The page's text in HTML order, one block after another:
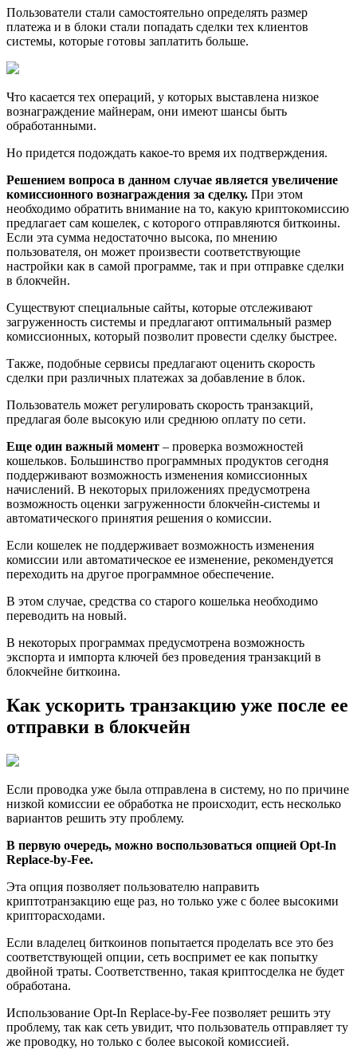
Пользователи стали самостоятельно определять размер
платежа и в блоки стали попадать сделки тех клиентов
системы, которые готовы заплатить больше.
Что касается тех операций, у которых выставлена низкое
вознаграждение майнерам, они имеют шансы быть
обработанными.
Но придется подождать какое-то время их подтверждения.
Решением вопроса в данном случае является увеличение
комиссионного вознаграждения за сделку. При этом
необходимо обратить внимание на то, какую криптокомиссию
предлагает сам кошелек, с которого отправляются биткоины.
Если эта сумма недостаточно высока, по мнению
пользователя, он может произвести соответствующие
настройки как в самой программе, так и при отправке сделки
в блокчейн.
Существуют специальные сайты, которые отслеживают
загруженность системы и предлагают оптимальный размер
комиссионных, который позволит провести сделку быстрее.
Также, подобные сервисы предлагают оценить скорость
сделки при различных платежах за добавление в блок.
Пользователь может регулировать скорость транзакций,
предлагая боле высокую или среднюю оплату по сети.
Еще один важный момент – проверка возможностей
кошельков. Большинство программных продуктов сегодня
поддерживают возможность изменения комиссионных
начислений. В некоторых приложениях предусмотрена
возможность оценки загруженности блокчейн-системы и
автоматического принятия решения о комиссии.
Если кошелек не поддерживает возможность изменения
комиссии или автоматическое ее изменение, рекомендуется
переходить на другое программное обеспечение.
В этом случае, средства со старого кошелька необходимо
переводить на новый.
В некоторых программах предусмотрена возможность
экспорта и импорта ключей без проведения транзакций в
блокчейне биткоина.
Как ускорить транзакцию уже после ее
отправки в блокчейн
Если проводка уже была отправлена в систему, но по причине
низкой комиссии ее обработка не происходит, есть несколько
вариантов решить эту проблему.
В первую очередь, можно воспользоваться опцией Opt-In
Replace-by-Fee.
Эта опция позволяет пользователю направить
криптотранзакцию еще раз, но только уже с более высокими
крипторасходами.
Если владелец биткоинов попытается проделать все это без
соответствующей опции, сеть воспримет ее как попытку
двойной траты. Соответственно, такая криптосделка не будет
обработана.
Использование Opt-In Replace-by-Fee позволяет решить эту
проблему, так как сеть увидит, что пользователь отправляет ту
же проводку, но только с более высокой комиссией.